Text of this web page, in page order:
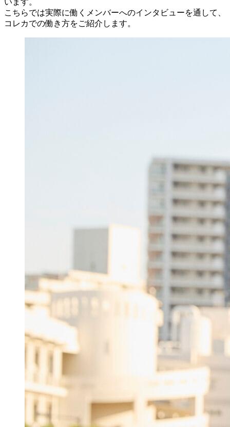
います。
こちらでは実際に働くメンバーへのインタビューを通して、
コレカでの働き方をご紹介します。